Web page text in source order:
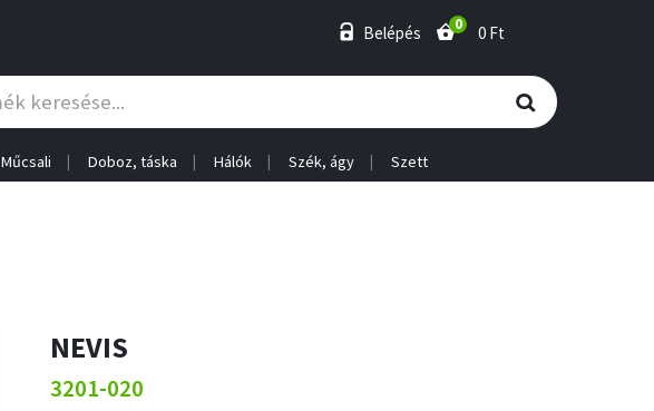
Belépés 0 0 Ft
Műcsali Doboz, táska Hálók Szék, ágy Szett
NEVIS
3201-020